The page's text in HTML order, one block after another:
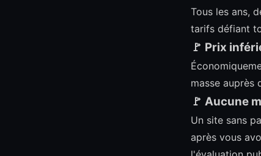
Tous les ans,
tarifs défiant
🚩 Prix
masse auprès
🚩 Aucune
Un site sans
après vous